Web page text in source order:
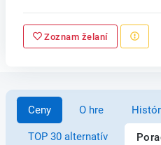
Zoznam želaní
Ceny O hre
TOP 30 alternatív